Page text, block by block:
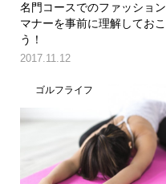
名門コースでのファッション
マナーを事前に理解しておこ
う！
2017.11.12
ゴルフライフ